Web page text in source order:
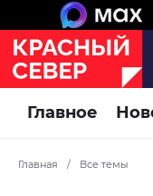
Главное
Главная / Все темы